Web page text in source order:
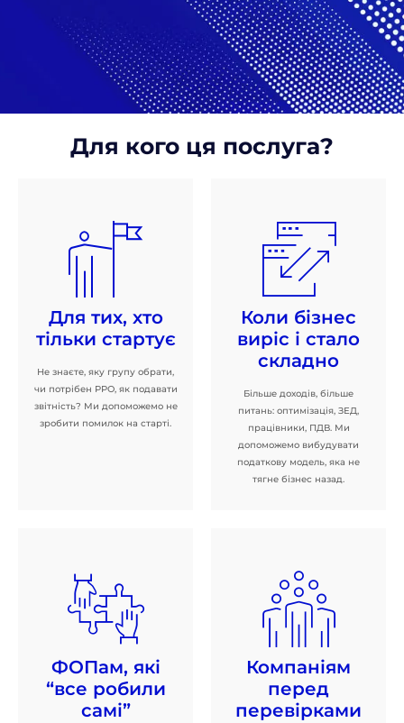
Для кого ця послуга?
Для тих, хто
тільки стартує
Не знаєте, яку групу обрати,
чи потрібен РРО, як подавати
звітність? Ми допоможемо не
зробити помилок на старті.
Коли бізнес
виріс і стало
складно
Більше доходів, більше
питань: оптимізація, ЗЕД,
працівники, ПДВ. Ми
допоможемо вибудувати
податкову модель, яка не
тягне бізнес назад.
ФОПам, які
“все робили
самі”
Компаніям
перед
перевірками